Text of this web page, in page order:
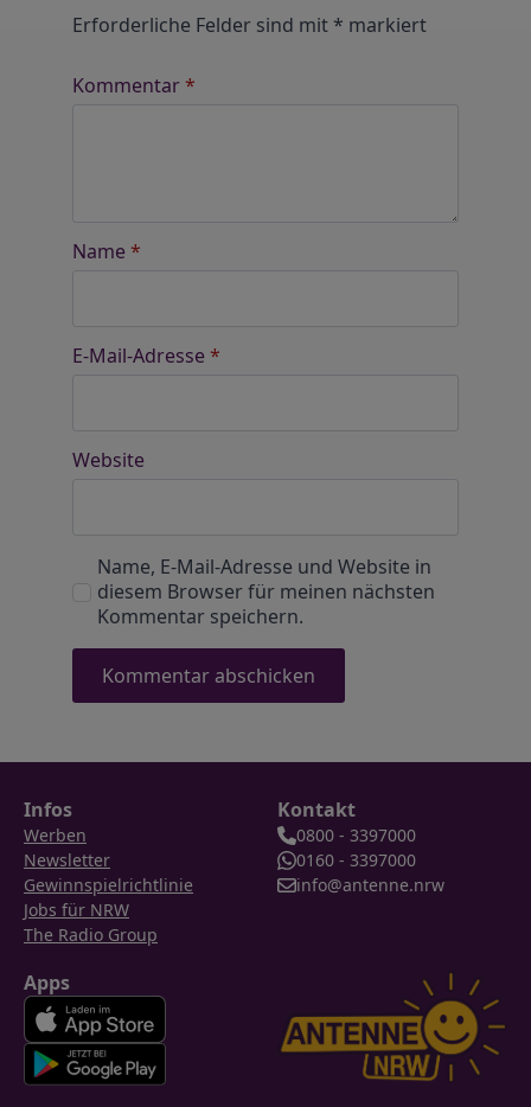
Erforderliche Felder sind mit * markiert
Kommentar*
Name *
E-Mail-Adresse *
Website
Name, E-Mail-Adresse und Website in
diesem Browser für meinen nächsten
Kommentar speichern.
Infos
Werben
Newsletter
Gewinnspielrichtlinie
Jobs für NRW
The Radio Group
Kontakt
0800 - 3397000
0160 - 3397000
info@antenne.nrw
Apps